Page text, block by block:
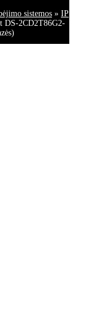
sistemos » IP
DS-2CD2T86G2-